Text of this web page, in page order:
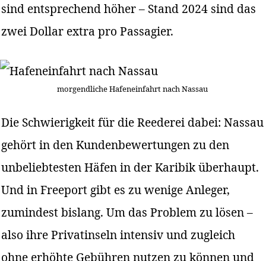
sind entsprechend höher – Stand 2024 sind das
zwei Dollar extra pro Passagier.
morgendliche Hafeneinfahrt nach Nassau
Die Schwierigkeit für die Reederei dabei: Nassau
gehört in den Kundenbewertungen zu den
unbeliebtesten Häfen in der Karibik überhaupt.
Und in Freeport gibt es zu wenige Anleger,
zumindest bislang. Um das Problem zu lösen –
also ihre Privatinseln intensiv und zugleich
ohne erhöhte Gebühren nutzen zu können und